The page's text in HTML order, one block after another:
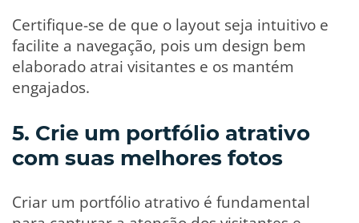
Certifique-se de que o layout seja intuitivo e
facilite a navegação, pois um design bem
elaborado atrai visitantes e os mantém
engajados.
5. Crie um portfólio atrativo
com suas melhores fotos
Criar um portfólio atrativo é fundamental